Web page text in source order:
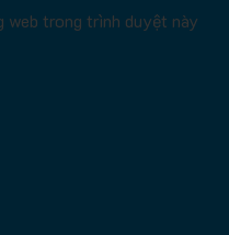
web trong trình duyệt này